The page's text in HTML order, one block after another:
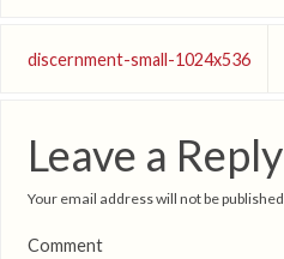
discernment-small-1024x536
Leave a Reply
Your email address will not be published.
Comment